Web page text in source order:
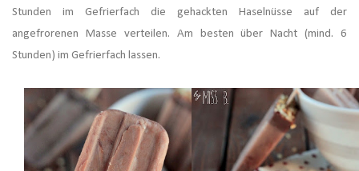
Stunden im Gefrierfach die gehackten Haselnüsse auf der
angefrorenen Masse verteilen. Am besten über Nacht (mind. 6
Stunden) im Gefrierfach lassen.